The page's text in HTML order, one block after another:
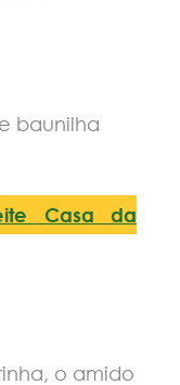
baunilha
Casa da
o amido